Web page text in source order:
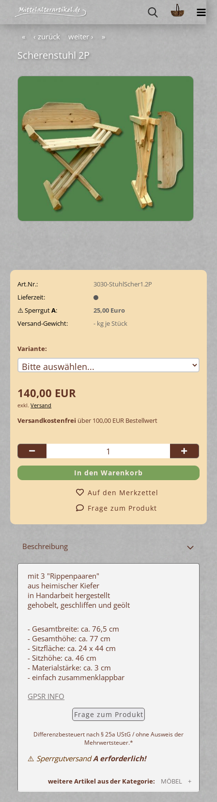
« ‹ zurück weiter › »
Sche­ren­stuhl 2P
Art.Nr.:
3030-StuhlScher1.2P
Lieferzeit:
⚠️ SperrgutA:
25,00 Euro
Versand-Gewicht:
-kg je Stück
Variante:
140,00 EUR
exkl.Versand
Versandkostenfrei über 100,00 EUR Bestellwert
Auf den Merkzettel
Frage zum Produkt
Beschreibung
mit 3 "Rippenpaaren"
aus heimischer Kiefer
in Handarbeit hergestellt
gehobelt, geschliffen und geölt
- Gesamtbreite: ca. 76,5 cm
- Gesamthöhe: ca. 77 cm
- Sitzfläche: ca. 24 x 44 cm
- Sitzhöhe: ca. 46 cm
- Materialstärke: ca. 3 cm
- einfach zusammenklappbar
GPSR INFO
Frage zum Produkt
Differenzbesteuert nach § 25a UStG / ohne Ausweis der
Mehrwertsteuer.*
⚠️ SperrgutversandA erforderlich!
weitere Artikel aus der Kategorie: MÖBEL +